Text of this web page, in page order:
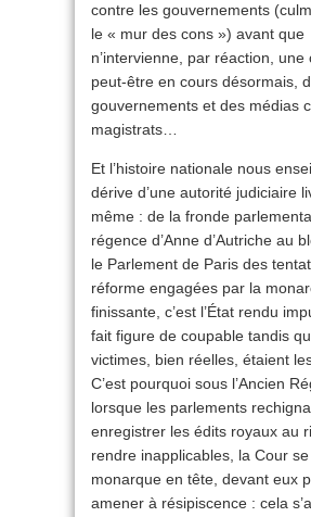
contre les gouvernements
le « mur des cons ») avant que
n’intervienne, par réaction, une
peut-être en cours désormais,
gouvernements et des médias
magistrats…
Et l’histoire nationale nous
dérive d’une autorité judiciaire
même : de la fronde
régence d’Anne d’Autriche au
le Parlement de Paris des
réforme engagées par la
finissante, c’est l’État rendu
fait figure de coupable tandis
victimes, bien réelles, étaient
C’est pourquoi sous l’Ancien
lorsque les parlements
enregistrer les édits royaux au
rendre inapplicables, la Cour se
monarque en tête, devant eux
amener à résipiscence : cela